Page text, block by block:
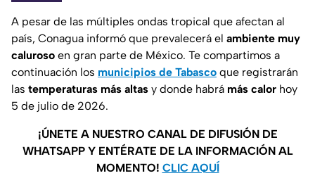
A pesar de las múltiples ondas tropical que afectan al
país, Conagua informó que prevalecerá el ambiente muy
caluroso en gran parte de México. Te compartimos a
continuación los municipios de Tabasco que registrarán
las temperaturas más altas y donde habrá más calor hoy
5 de julio de 2026.
¡ÚNETE A NUESTRO CANAL DE DIFUSIÓN DE
WHATSAPP Y ENTÉRATE DE LA INFORMACIÓN AL
MOMENTO! CLIC AQUÍ